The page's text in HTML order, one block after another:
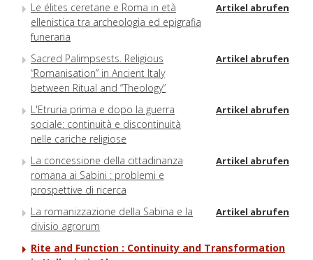
Le élites ceretane e Roma in età
ellenistica tra archeologia ed epigrafia
funeraria
Artikel abrufen
Sacred Palimpsests. Religious
“Romanisation” in Ancient Italy
between Ritual and “Theology”
Artikel abrufen
L'Etruria prima e dopo la guerra
sociale: continuità e discontinuità
nelle cariche religiose
Artikel abrufen
La concessione della cittadinanza
romana ai Sabini : problemi e
prospettive di ricerca
Artikel abrufen
La romanizzazione della Sabina e la
divisio agrorum
Artikel abrufen
Rite and Function : Continuity and Transformation